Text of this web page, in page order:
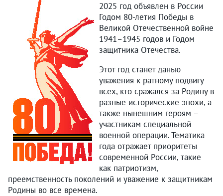
2025 год объявлен в России
Годом 80-летия Победы в
Великой Отечественной войне
1941–1945 годов и Годом
защитника Отечества.
Этот год станет данью
уважения к ратному подвигу
всех, кто сражался за Родину в
разные исторические эпохи, а
также нынешним героям –
участникам специальной
военной операции. Тематика
года отражает приоритеты
современной России, такие
как патриотизм,
преемственность поколений и уважение к защитникам
Родины во все времена.